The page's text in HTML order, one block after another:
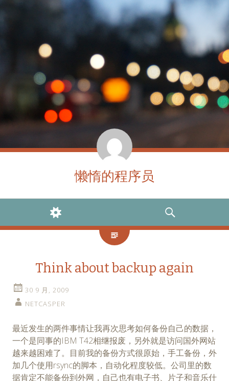
懒惰的程序员
WIDGETS
SEARCH
Think about backup again
30 9 月, 2009
NETCASPER
最近发生的两件事情让我再次思考如何备份自己的数据，
一个是同事的IBM T42相继报废，另外就是访问国外网站
越来越困难了。目前我的备份方式很原始，手工备份，外
加几个使用rsync的脚本，自动化程度较低。公司里的数
据肯定不能备份到外网，自己也有电子书、片子和音乐什